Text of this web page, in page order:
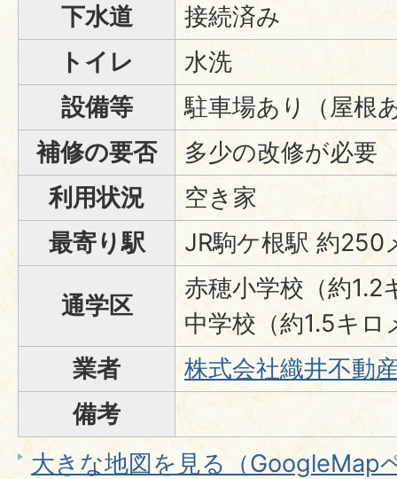
下水道
接続済み
トイレ
水洗
設備等
駐車場あり（屋根
補修の要否
多少の改修が必要
利用状況
空き家
最寄り駅
JR駒ケ根駅 約250
通学区
赤穂小学校（約1.2
中学校（約1.5キロ
業者
株式会社織井不動
備考
大きな地図を見る（GoogleMap